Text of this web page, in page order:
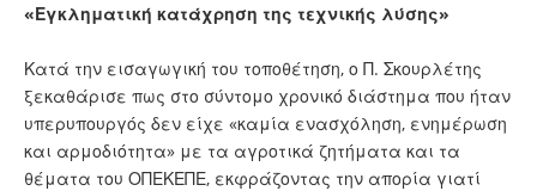
«Εγκληματική κατάχρηση της τεχνικής λύσης»
Κατά την εισαγωγική του τοποθέτηση, ο Π. Σκουρλέτης
ξεκαθάρισε πως στο σύντομο χρονικό διάστημα που ήταν
υπερυπουργός δεν είχε «καμία ενασχόληση, ενημέρωση
και αρμοδιότητα» με τα αγροτικά ζητήματα και τα
θέματα του ΟΠΕΚΕΠΕ, εκφράζοντας την απορία γιατί